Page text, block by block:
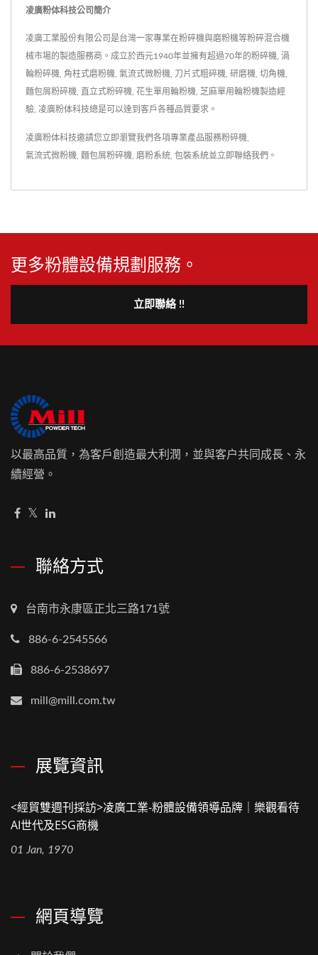
凌廣粉体科技公司簡介
凌廣工業股份有限公司是台灣一家專業在粉碎機與磨粉機等粉碎混合機
械市場的製造服務商。成立於西元1940年並擁有超過70年的粉碎機, 渦
輪粉碎機, 角柱式磨粉機, 氣流式微粉機, 刀片式粗碎機, 研磨機, 切角機,
麵包屑粉碎機, 直立式粉碎機, 花生單用輪粉機, 芝麻單用輪粉機製造經
驗, 凌廣粉体科技總是可以達到客戶各種品質要求。
凌廣粉体科技邀請您立即瀏覽我們各項專業產品服務粉碎機
氣流式微粉機 麵包屑粉碎機 磨粉系統 包裝系統並立即聯絡我們 。
更多粉體設備規劃服務。
立即聯絡 !!
以最高品質，為客戶創造最大利潤，並與客户共同成長、永
續經營。
聯絡方式
台南市永康區正北三路171號
886-6-2545566
886-6-2538697
mill@mill.com.tw
展覽資訊
<經貿雙週刊採訪>凌廣工業-粉體設備領導品牌｜樂觀看待
AI世代及ESG商機
01 Jan, 1970
網頁導覽